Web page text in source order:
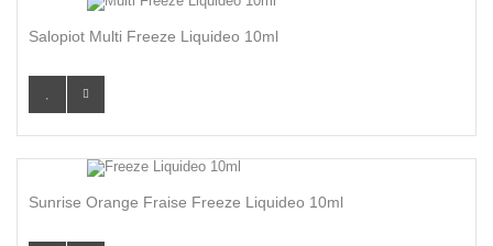
Salopiot Multi Freeze Liquideo 10ml
Sunrise Orange Fraise Freeze Liquideo 10ml